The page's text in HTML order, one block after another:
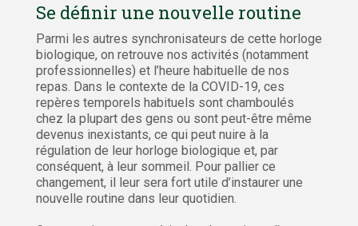
Se définir une nouvelle routine
Parmi les autres synchronisateurs de cette horloge
biologique, on retrouve nos activités (notamment
professionnelles) et l’heure habituelle de nos
repas. Dans le contexte de la COVID-19, ces
repères temporels habituels sont chamboulés
chez la plupart des gens ou sont peut-être même
devenus inexistants, ce qui peut nuire à la
régulation de leur horloge biologique et, par
conséquent, à leur sommeil. Pour pallier ce
changement, il leur sera fort utile d’instaurer une
nouvelle routine dans leur quotidien.